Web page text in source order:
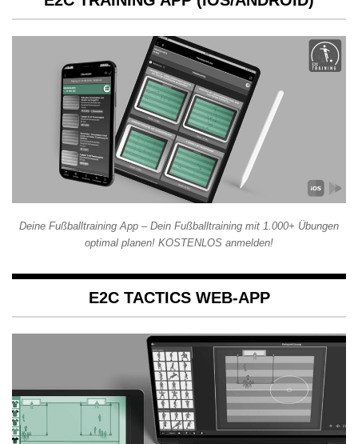
Deine Fußballtraining App – Dein Fußballtraining mit 1.000+ Übungen
optimal planen! KOSTENLOS anmelden!
E2C TACTICS WEB-APP